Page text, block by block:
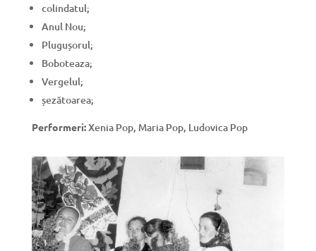
colindatul;
Anul Nou;
Plugușorul;
Boboteaza;
Vergelul;
șezătoarea;
Performeri:Xenia Pop, Maria Pop, Ludovica Pop